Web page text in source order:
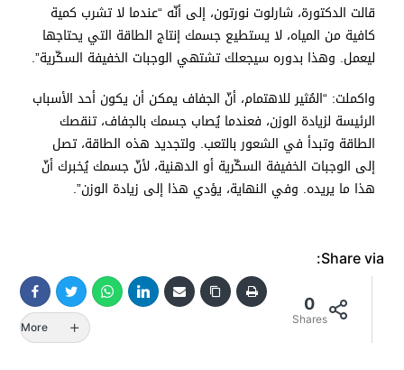
قالت الدكتورة، شارلوت نورتون، إلى أنّه “عندما لا تشرب كمية
كافية من المياه، لا يستطيع جسمك إنتاج الطاقة التي يحتاجها
ليعمل. وهذا بدوره سيجعلك تشتهي الوجبات الخفيفة السكّرية”.
واكملت: “المُثير للاهتمام، أنّ الجفاف يمكن أن يكون أحد الأسباب
الرئيسة لزيادة الوزن، فعندما يُصاب جسمك بالجفاف، تنقصك
الطاقة وتبدأ في الشعور بالتعب. ولتجديد هذه الطاقة، تصل
إلى الوجبات الخفيفة السكّرية أو الدهنية، لأنّ جسمك يُخبرك أنّ
هذا ما يريده. وفي النهاية، يؤدي هذا إلى زيادة الوزن”.
Share via:
0
Shares
More